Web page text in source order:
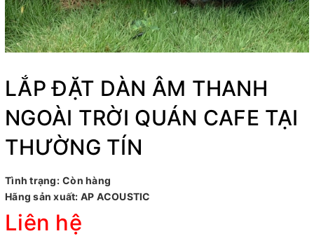
LẮP ĐẶT DÀN ÂM THANH
NGOÀI TRỜI QUÁN CAFE TẠI
THƯỜNG TÍN
Tình trạng: Còn hàng
Hãng sản xuất: AP ACOUSTIC
Liên hệ